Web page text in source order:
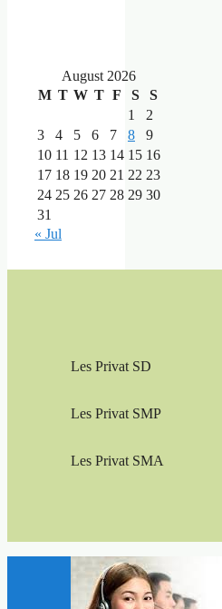
August 2026
M T W T F S
S
1
2
3
4 5 6 7 8
9
10 11 12 13 14 15 16
17 18 19 20 21 22 23
24 25 26 27 28 29 30
31
« Jul
Les Privat SD
Les Privat SMP
Les Privat SMA